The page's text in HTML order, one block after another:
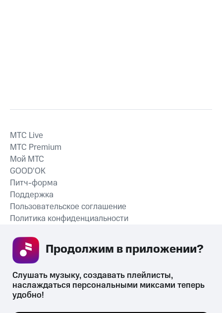
СКАЧАТЬ ПРИЛОЖЕНИЕ
MTС Live
MTС Premium
Мой МТС
GOOD’OK
Питч-форма
Поддержка
Пользовательское соглашение
Политика конфиденциальности
Слушать музыку, создавать плейлисты,
наслаждаться персональными миксами теперь
удобно!